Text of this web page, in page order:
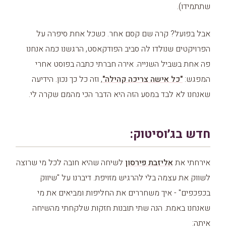
שתתמידו).
אבל בפועל? קרה שם קסם אחר. כשכל אחת סיפרה על
הפרויקטים שנולדו לה סביב הפודקאסט, הרגשנו כמה אנחנו
פה אחת בשביל השנייה. אירה חברתי כתבה בפוסט אחרי
המפגש:"כל אישה צריכה קהילה", וזה כל כך נכון. הידיעה
שאנחנו לא לבד במסע הזה היא הדבר הכי מהמם שקרה לי.
חדש בג׳וסיטוק:
אירחתי אתאליזבת פירסון לשיחה שהיא חובה לכל מי שרוצה
לשווק את עצמה בלי להרגיש מזויפת. דיברנו על "שיווק
בכפכפים" - איך משחררים את החליפות ומביאים את מי
שאנחנו באמת. הנה שתי תובנות חזקות שלקחתי מהשיחה
איתה: